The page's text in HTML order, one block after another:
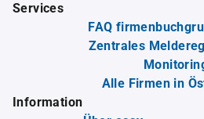
Services
FAQ
Zentrales
Alle Firmen in
Information